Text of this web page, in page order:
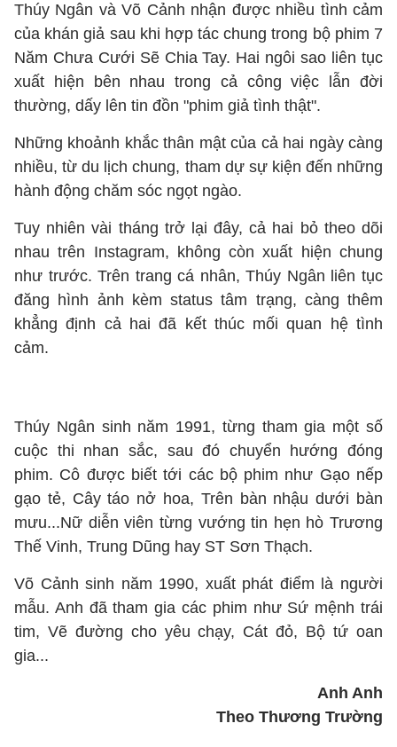
Thúy Ngân và Võ Cảnh nhận được nhiều tình cảm
của khán giả sau khi hợp tác chung trong bộ phim 7
Năm Chưa Cưới Sẽ Chia Tay. Hai ngôi sao liên tục
xuất hiện bên nhau trong cả công việc lẫn đời
thường, dấy lên tin đồn "phim giả tình thật".
Những khoảnh khắc thân mật của cả hai ngày càng
nhiều, từ du lịch chung, tham dự sự kiện đến những
hành động chăm sóc ngọt ngào.
Tuy nhiên vài tháng trở lại đây, cả hai bỏ theo dõi
nhau trên Instagram, không còn xuất hiện chung
như trước. Trên trang cá nhân, Thúy Ngân liên tục
đăng hình ảnh kèm status tâm trạng, càng thêm
khẳng định cả hai đã kết thúc mối quan hệ tình
cảm.
Thúy Ngân sinh năm 1991, từng tham gia một số
cuộc thi nhan sắc, sau đó chuyển hướng đóng
phim. Cô được biết tới các bộ phim như Gạo nếp
gạo tẻ, Cây táo nở hoa, Trên bàn nhậu dưới bàn
mưu...Nữ diễn viên từng vướng tin hẹn hò Trương
Thế Vinh, Trung Dũng hay ST Sơn Thạch.
Võ Cảnh sinh năm 1990, xuất phát điểm là người
mẫu. Anh đã tham gia các phim như Sứ mệnh trái
tim, Vẽ đường cho yêu chạy, Cát đỏ, Bộ tứ oan
gia...
Anh Anh
Theo Thương Trường